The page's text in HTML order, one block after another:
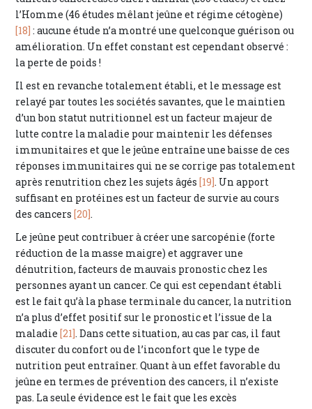
l’Homme (46 études mêlant jeûne et régime cétogène)
[18] : aucune étude n’a montré une quelconque guérison ou
amélioration. Un effet constant est cependant observé :
la perte de poids !
Il est en revanche totalement établi, et le message est
relayé par toutes les sociétés savantes, que le maintien
d’un bon statut nutritionnel est un facteur majeur de
lutte contre la maladie pour maintenir les défenses
immunitaires et que le jeûne entraîne une baisse de ces
réponses immunitaires qui ne se corrige pas totalement
après renutrition chez les sujets âgés[19]. Un apport
suffisant en protéines est un facteur de survie au cours
des cancers[20].
Le jeûne peut contribuer à créer une sarcopénie (forte
réduction de la masse maigre) et aggraver une
dénutrition, facteurs de mauvais pronostic chez les
personnes ayant un cancer. Ce qui est cependant établi
est le fait qu’à la phase terminale du cancer, la nutrition
n’a plus d’effet positif sur le pronostic et l’issue de la
maladie[21]. Dans cette situation, au cas par cas, il faut
discuter du confort ou de l’inconfort que le type de
nutrition peut entraîner. Quant à un effet favorable du
jeûne en termes de prévention des cancers, il n’existe
pas. La seule évidence est le fait que les excès